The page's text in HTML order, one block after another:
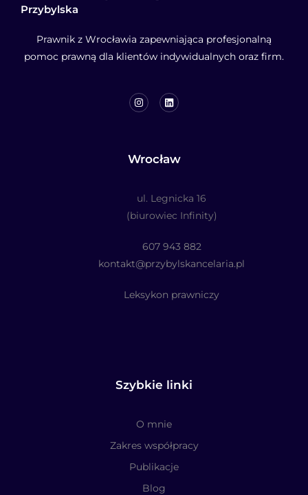
Przybylska
Prawnik z Wrocławia zapewniająca profesjonalną
pomoc prawną dla klientów indywidualnych oraz firm.
Wrocław
ul. Legnicka 16
(biurowiec Infinity)
607 943 882
kontakt@przybylskancelaria.pl
Leksykon prawniczy
Szybkie linki
O mnie
Zakres współpracy
Publikacje
Blog